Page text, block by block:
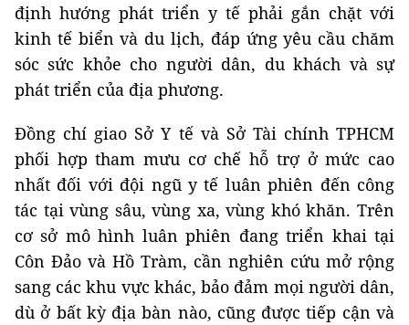
định hướng phát triển y tế phải gắn chặt với
kinh tế biển và du lịch, đáp ứng yêu cầu chăm
sóc sức khỏe cho người dân, du khách và sự
phát triển của địa phương.
Đồng chí giao Sở Y tế và Sở Tài chính TPHCM
phối hợp tham mưu cơ chế hỗ trợ ở mức cao
nhất đối với đội ngũ y tế luân phiên đến công
tác tại vùng sâu, vùng xa, vùng khó khăn. Trên
cơ sở mô hình luân phiên đang triển khai tại
Côn Đảo và Hồ Tràm, cần nghiên cứu mở rộng
sang các khu vực khác, bảo đảm mọi người dân,
dù ở bất kỳ địa bàn nào, cũng được tiếp cận và